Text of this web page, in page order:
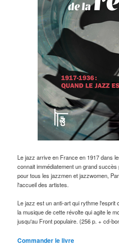
Le jazz arrive en France en 1917 dans
connait immédiatement un grand
pour tous les jazzmen et jazzwomen,
l'accueil des artistes.
Le jazz est un anti-art qui rythme l'esprit
la musique de cette révolte qui agite le
jusqu'au Front populaire. (256 p. + cd-
Commander le livre